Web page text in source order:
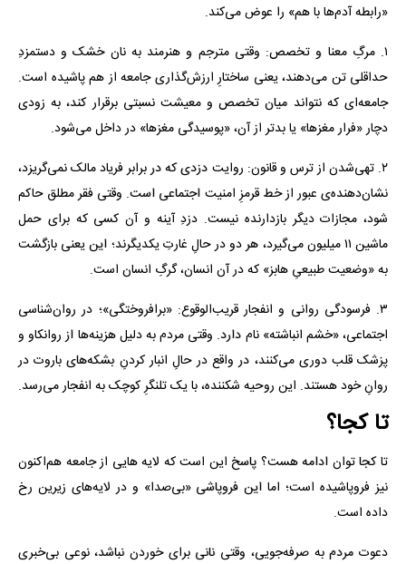
«رابطه آدم‌ها با هم» را عوض می‌کند.
۱. مرگِ معنا و تخصص: وقتی مترجم و هنرمند به نان خشک و دستمزدِ
حداقلی تن می‌دهند، یعنی ساختارِ ارزش‌گذاری جامعه از هم پاشیده است.
جامعه‌ای که نتواند میان تخصص و معیشت نسبتی برقرار کند، به زودی
دچار «فرار مغزها» یا بدتر از آن، «پوسیدگی مغزها» در داخل می‌شود.
۲. تهی‌شدن از ترس و قانون: روایت دزدی که در برابر فریاد مالک نمی‌گریزد،
نشان‌دهنده‌ی عبور از خط قرمزِ امنیت اجتماعی است. وقتی فقر مطلق حاکم
شود، مجازات دیگر بازدارنده نیست. دزدِ آینه و آن کسی که برای حمل
ماشین ۱۱ میلیون می‌گیرد، هر دو در حالِ غارتِ یکدیگرند؛ این یعنی بازگشت
به «وضعیت طبیعیِ هابز» که در آن انسان، گرگِ انسان است.
۳. فرسودگی روانی و انفجار قریب‌الوقوع: «برافروختگی»؛ در روان‌شناسی
اجتماعی، «خشم انباشته» نام دارد. وقتی مردم به دلیل هزینه‌ها از روانکاو و
پزشک قلب دوری می‌کنند، در واقع در حالِ انبار کردنِ بشکه‌های باروت در
روانِ خود هستند. این روحیه شکننده، با یک تلنگرِ کوچک به انفجار می‌رسد.
تا کجا؟
تا کجا توان ادامه هست؟ پاسخ این است که لایه هایی از جامعه هم‌اکنون
نیز فروپاشیده است؛ اما این فروپاشی «بی‌صدا» و در لایه‌های زیرین رخ
داده است.
دعوت مردم به صرفه‌جویی، وقتی نانی برای خوردن نباشد، نوعی بی‌خبری